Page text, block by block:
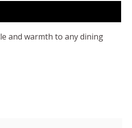
and warmth to any dining